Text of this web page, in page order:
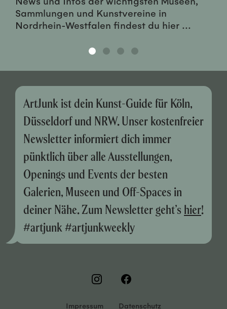
Sammlungen und Kunstvereine in
Nordrhein-Westfalen findest du hier ...
ArtJunk ist dein Kunst-Guide für Köln,
Düsseldorf und NRW. Unser kostenfreier
Newsletter informiert dich immer
pünktlich über alle Ausstellungen,
Openings und Events der besten
Galerien, Museen und Off-Spaces in
deiner Nähe. Zum Newsletter geht’s hier!
#artjunk #artjunkweekly
Impressum Datenschutz